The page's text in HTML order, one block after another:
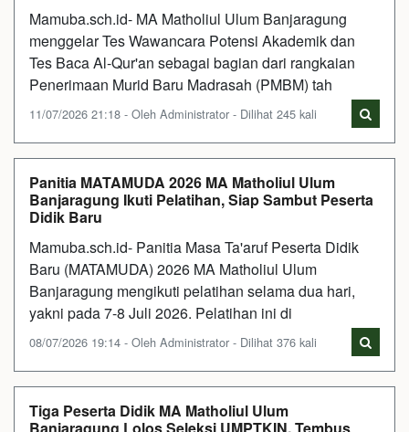
Mamuba.sch.id- MA Matholiul Ulum Banjaragung
menggelar Tes Wawancara Potensi Akademik dan
Tes Baca Al-Qur'an sebagai bagian dari rangkaian
Penerimaan Murid Baru Madrasah (PMBM) tah
11/07/2026 21:18 - Oleh Administrator - Dilihat 245 kali
Panitia MATAMUDA 2026 MA Matholiul Ulum
Banjaragung Ikuti Pelatihan, Siap Sambut Peserta
Didik Baru
Mamuba.sch.id- Panitia Masa Ta'aruf Peserta Didik
Baru (MATAMUDA) 2026 MA Matholiul Ulum
Banjaragung mengikuti pelatihan selama dua hari,
yakni pada 7-8 Juli 2026. Pelatihan ini di
08/07/2026 19:14 - Oleh Administrator - Dilihat 376 kali
Tiga Peserta Didik MA Matholiul Ulum
Banjaragung Lolos Seleksi UMPTKIN, Tembus